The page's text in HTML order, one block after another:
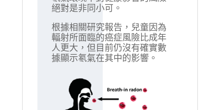
絕對是非同小可。
根據相關研究報告，兒童因為
輻射所面臨的癌症風險比成年
人更大，但目前仍沒有確實數
據顯示氡氣在其中的影響。